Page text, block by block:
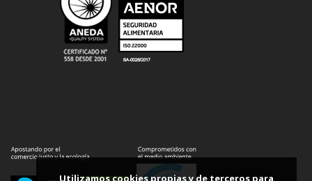
Utilizamos cookies propias y de terceros para